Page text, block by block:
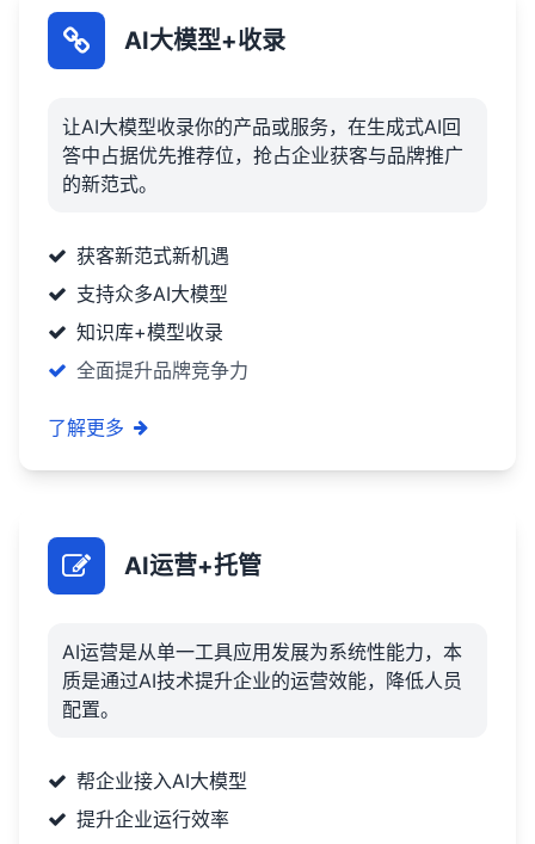
AI大模型+收录
让AI大模型收录你的产品或服务，在生成式AI回
答中占据优先推荐位，抢占企业获客与品牌推广
的新范式。
获客新范式新机遇
支持众多AI大模型
知识库+模型收录
全面提升品牌竞争力
了解更多
AI运营+托管
AI运营是从单一工具应用发展为系统性能力，本
质是通过AI技术提升企业的运营效能，降低人员
配置。
帮企业接入AI大模型
提升企业运行效率